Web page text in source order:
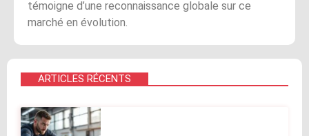
témoigne d’une reconnaissance globale sur ce
marché en évolution.
ARTICLES RÉCENTS